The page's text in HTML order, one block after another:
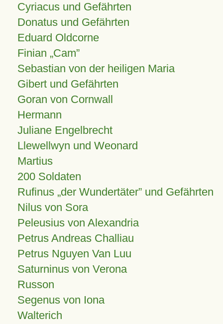
Cyriacus und Gefährten
Donatus und Gefährten
Eduard Oldcorne
Finian Cam
Sebastian von der heiligen Maria
Gibert und Gefährten
Goran von Cornwall
Hermann
Juliane Engelbrecht
Llewellwyn und Weonard
Martius
200 Soldaten
Rufinus „der Wundertäter” und Gefährten
Nilus von Sora
Peleusius von Alexandria
Petrus Andreas Challiau
Petrus Nguyen Van Luu
Saturninus von Verona
Russon
Segenus von Iona
Walterich